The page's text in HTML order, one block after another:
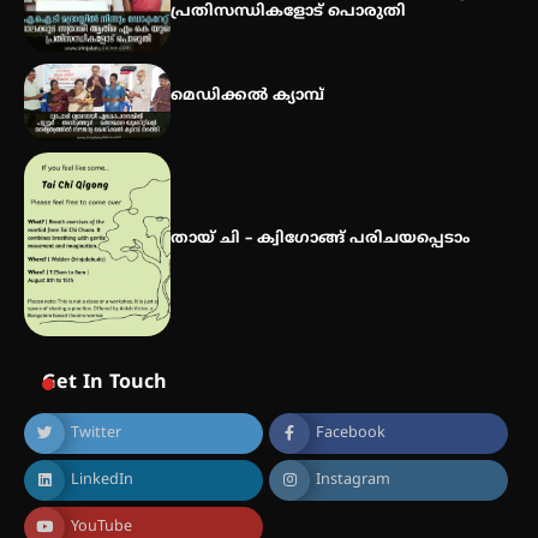
പ്രതിസന്ധികളോട് പൊരുതി
മെഡിക്കൽ ക്യാമ്പ്
തായ് ചി – ക്വിഗോങ്ങ് പരിചയപ്പെടാം
Get In Touch
Twitter Facebook
LinkedIn Instagram
YouTube